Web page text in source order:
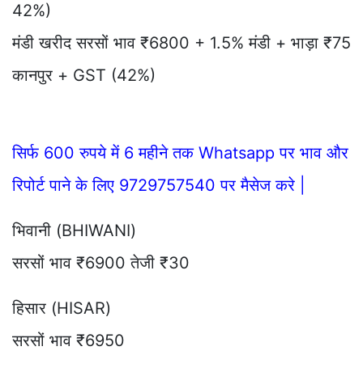
42%)
मंडी खरीद सरसों भाव ₹6800 + 1.5% मंडी + भाड़ा ₹75
कानपुर + GST (42%)
सिर्फ 600 रुपये में 6 महीने तक Whatsapp पर भाव और
रिपोर्ट पाने के लिए 9729757540 पर मैसेज करे |
भिवानी (BHIWANI)
सरसों भाव ₹6900 तेजी ₹30
हिसार (HISAR)
सरसों भाव ₹6950